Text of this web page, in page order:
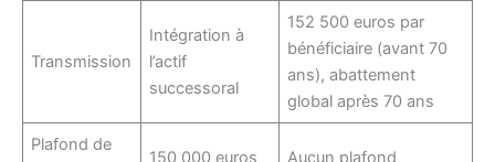
Transmission
Intégration à
l’actif
successoral
152 500 euros par
bénéficiaire (avant 70
ans), abattement
global après 70 ans
Plafond de
150 000 euros Aucun plafond